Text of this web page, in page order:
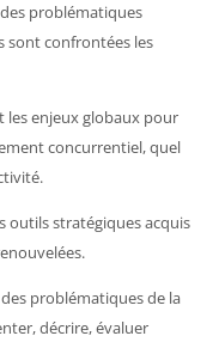
problématiques
sont confrontées les
les enjeux globaux pour
concurrentiel, quel
outils stratégiques acquis
problématiques de la
décrire, évaluer